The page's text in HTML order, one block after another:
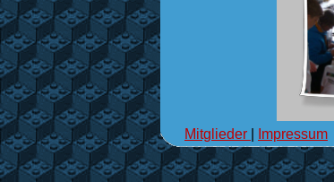
Mitglieder Impressum